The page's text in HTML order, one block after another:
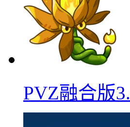
PVZ融合版